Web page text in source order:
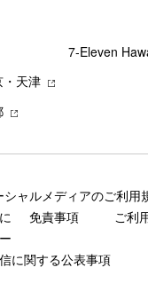
7‐Eleven
・天津
シャルメディアのご利用
免責事項
ご利
に関する公表事項